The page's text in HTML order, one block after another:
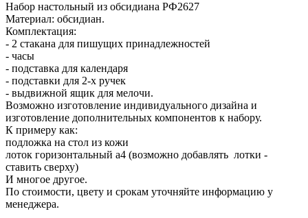
Набор настольный из обсидиана РФ2627
Материал: обсидиан.
Комплектация:
- 2 стакана для пишущих принадлежностей
- часы
- подставка для календаря
- подставки для 2-х ручек
- выдвижной ящик для мелочи.
Возможно изготовление индивидуального дизайна и
изготовление дополнительных компонентов к набору.
К примеру как:
подложка на стол из кожи
лоток горизонтальный а4 (возможно добавлять лотки -
ставить сверху)
И многое другое.
По стоимости, цвету и срокам уточняйте информацию у
менеджера.